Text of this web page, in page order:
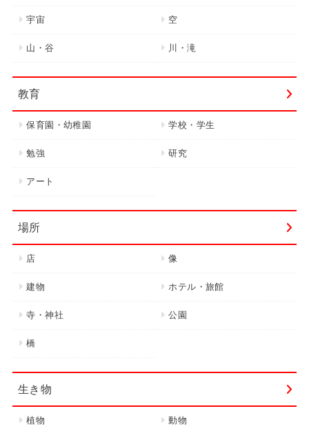
宇宙 空
山・谷 川・滝
教育
保育園・幼稚園 学校・学生
勉強 研究
アート
場所
店 像
建物 ホテル・旅館
寺・神社 公園
橋
生き物
植物 動物